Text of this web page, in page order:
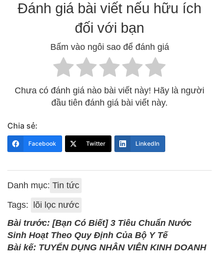
Đánh giá bài viết nếu hữu ích
đối với bạn
Bấm vào ngôi sao để đánh giá
Chưa có đánh giá nào bài viết này! Hãy là người
đầu tiên đánh giá bài viết này.
Chia sẻ:
Facebook Twitter LinkedIn
Danh mục: Tin tức
Tags: lõi lọc nước
Bài trước: [Bạn Có Biết] 3 Tiêu Chuẩn Nước
Sinh Hoạt Theo Quy Định Của Bộ Y Tế
Bài kế: TUYỂN DỤNG NHÂN VIÊN KINH DOANH